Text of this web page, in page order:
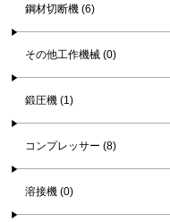
鋼材切断機 (6)
その他工作機械 (0)
鍛圧機 (1)
コンプレッサー (8)
溶接機 (0)